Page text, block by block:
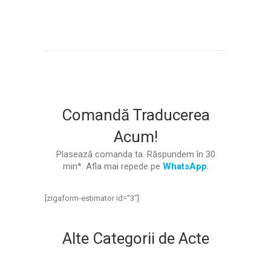
Comandă Traducerea
Acum!
Plasează comanda ta. Răspundem în 30
min*. Afla mai repede pe WhatsApp.
[zigaform-estimator id="3"]
Alte Categorii de Acte